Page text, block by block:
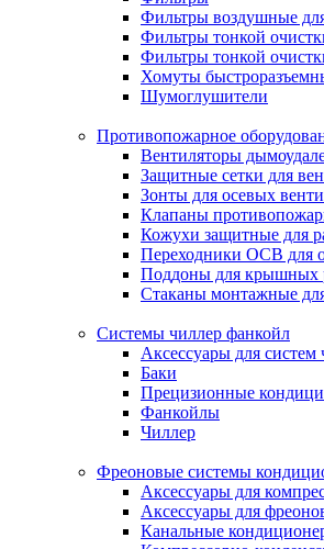
Фильтры воздушные
Фильтры тонкой
Фильтры тонкой
Хомуты
Шумоглушители
Противопожарное
Вентиляторы
Защитные сетки для
Зонты для осевых
Клапаны
Кожухи защитные для
Переходники ОСВ для
Поддоны для крышных
Стаканы монтажные
Системы чиллер фанкойл
Аксессуары для систем
Баки
Прецизионные
Фанкойлы
Чиллер
Фреоновые системы
Аксессуары для
Аксессуары для
Канальные